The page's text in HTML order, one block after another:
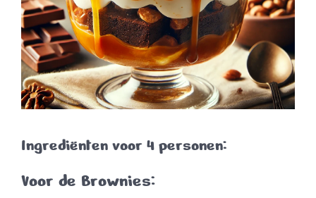
Ingrediënten voor 4 personen:
Voor de Brownies: